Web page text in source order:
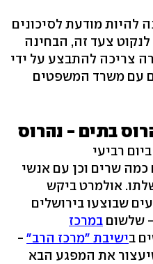
להיות מודעת לסיכונים
לנקוט צעד זה, הבחינה
צריכה להתבצע על ידי
עם משרד המשפטים
בתים - נהרוס
רביעי
כמה שרים וכן עם אנשי
אולמרט ביקש
שבוצעו בירושלים
שלשום במרכז
בישיבת "מרכז הרב" -
את המפגע הבא